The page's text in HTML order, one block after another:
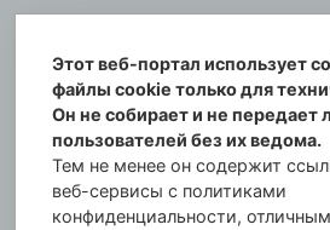
© Информационный
Орловская cреда-плюс,
Свидетельство о
00254 от 29 октября 2013 г.
Газета зарегистрирована
Федеральной службы по
Этот веб-портал использует
файлы cookie только для
Он не собирает и не передает
пользователей без их ведома.
Тем не менее он содержит
веб-сервисы с политиками
конфиденциальности,